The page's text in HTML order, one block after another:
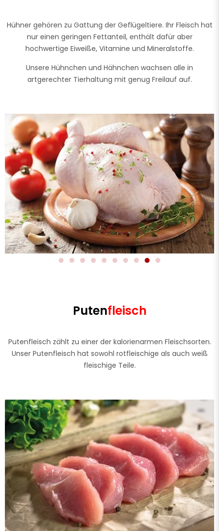
Hühner gehören zu Gattung der Geflügeltiere. Ihr Fleisch hat
nur einen geringen Fettanteil, enthält dafür aber
hochwertige Eiweiße, Vitamine und Mineralstoffe.
Unsere Hühnchen und Hähnchen wachsen alle in
artgerechter Tierhaltung mit genug Freilauf auf.
Putenfleisch
Putenfleisch zählt zu einer der kalorienarmen Fleischsorten.
Unser Putenfleisch hat sowohl rotfleischige als auch weiß
fleischige Teile.